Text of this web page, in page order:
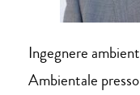
Ingegnere
Ambientale